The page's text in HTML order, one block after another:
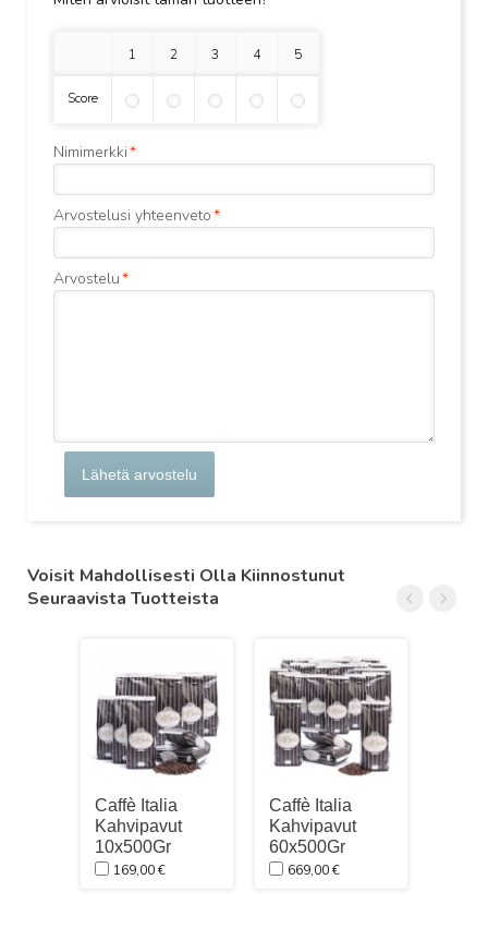
1 tähti 2 tähteä3 tähteä4 tähteä5 tähteä
Score
*
Nimimerkki
*
Arvostelusi yhteenveto
*
Arvostelu
Lähetä arvostelu
Voisit Mahdollisesti Olla Kiinnostunut
Seuraavista Tuotteista
Caffè Italia
Kahvipavut
10x500Gr
169,00 €
Caffè Italia
Kahvipavut
60x500Gr
669,00 €